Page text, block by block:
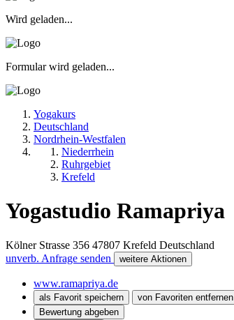
Wird geladen...
Formular wird geladen...
Yogakurs
Deutschland
Nordrhein-Westfalen
Niederrhein
Ruhrgebiet
Krefeld
Yogastudio Ramapriya
Kölner Strasse 356 47807 Krefeld Deutschland
unverb. Anfrage senden
weitere Aktionen
www.ramapriya.de
als Favorit speichern
von Favoriten entfernen
Bewertung abgeben